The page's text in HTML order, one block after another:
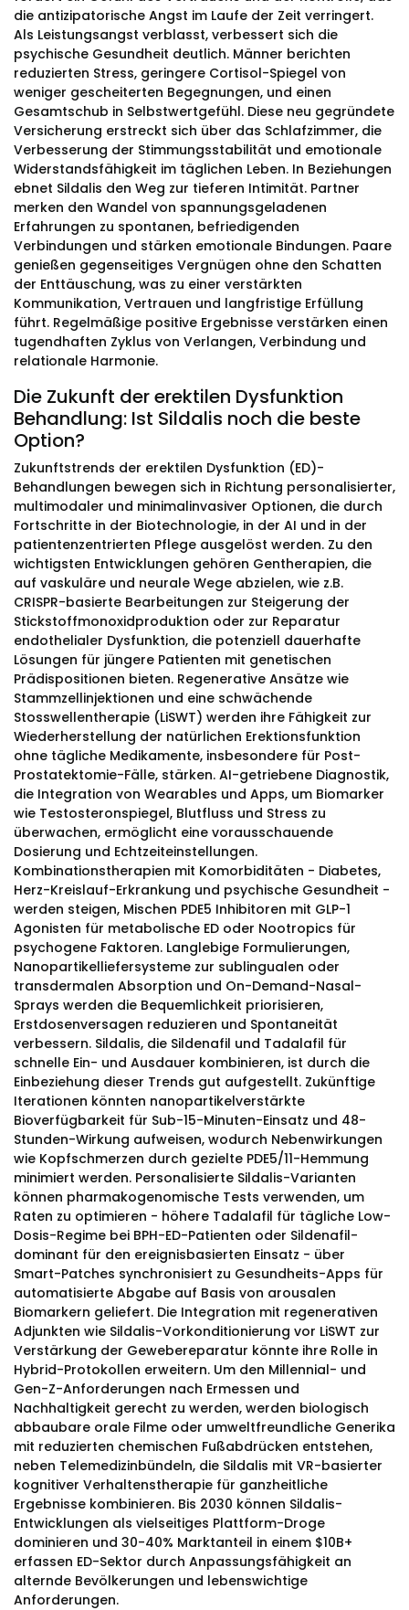
die antizipatorische Angst im Laufe der Zeit verringert.
Als Leistungsangst verblasst, verbessert sich die
psychische Gesundheit deutlich. Männer berichten
reduzierten Stress, geringere Cortisol-Spiegel von
weniger gescheiterten Begegnungen, und einen
Gesamtschub in Selbstwertgefühl. Diese neu gegründete
Versicherung erstreckt sich über das Schlafzimmer, die
Verbesserung der Stimmungsstabilität und emotionale
Widerstandsfähigkeit im täglichen Leben. In Beziehungen
ebnet Sildalis den Weg zur tieferen Intimität. Partner
merken den Wandel von spannungsgeladenen
Erfahrungen zu spontanen, befriedigenden
Verbindungen und stärken emotionale Bindungen. Paare
genießen gegenseitiges Vergnügen ohne den Schatten
der Enttäuschung, was zu einer verstärkten
Kommunikation, Vertrauen und langfristige Erfüllung
führt. Regelmäßige positive Ergebnisse verstärken einen
tugendhaften Zyklus von Verlangen, Verbindung und
relationale Harmonie.
Die Zukunft der erektilen Dysfunktion
Behandlung: Ist Sildalis noch die beste
Option?
Zukunftstrends der erektilen Dysfunktion (ED)-
Behandlungen bewegen sich in Richtung personalisierter,
multimodaler und minimalinvasiver Optionen, die durch
Fortschritte in der Biotechnologie, in der AI und in der
patientenzentrierten Pflege ausgelöst werden. Zu den
wichtigsten Entwicklungen gehören Gentherapien, die
auf vaskuläre und neurale Wege abzielen, wie z.B.
CRISPR-basierte Bearbeitungen zur Steigerung der
Stickstoffmonoxidproduktion oder zur Reparatur
endothelialer Dysfunktion, die potenziell dauerhafte
Lösungen für jüngere Patienten mit genetischen
Prädispositionen bieten. Regenerative Ansätze wie
Stammzellinjektionen und eine schwächende
Stosswellentherapie (LiSWT) werden ihre Fähigkeit zur
Wiederherstellung der natürlichen Erektionsfunktion
ohne tägliche Medikamente, insbesondere für Post-
Prostatektomie-Fälle, stärken. AI-getriebene Diagnostik,
die Integration von Wearables und Apps, um Biomarker
wie Testosteronspiegel, Blutfluss und Stress zu
überwachen, ermöglicht eine vorausschauende
Dosierung und Echtzeiteinstellungen.
Kombinationstherapien mit Komorbiditäten - Diabetes,
Herz-Kreislauf-Erkrankung und psychische Gesundheit -
werden steigen, Mischen PDE5 Inhibitoren mit GLP-1
Agonisten für metabolische ED oder Nootropics für
psychogene Faktoren. Langlebige Formulierungen,
Nanopartikelliefersysteme zur sublingualen oder
transdermalen Absorption und On-Demand-Nasal-
Sprays werden die Bequemlichkeit priorisieren,
Erstdosenversagen reduzieren und Spontaneität
verbessern. Sildalis, die Sildenafil und Tadalafil für
schnelle Ein- und Ausdauer kombinieren, ist durch die
Einbeziehung dieser Trends gut aufgestellt. Zukünftige
Iterationen könnten nanopartikelverstärkte
Bioverfügbarkeit für Sub-15-Minuten-Einsatz und 48-
Stunden-Wirkung aufweisen, wodurch Nebenwirkungen
wie Kopfschmerzen durch gezielte PDE5/11-Hemmung
minimiert werden. Personalisierte Sildalis-Varianten
können pharmakogenomische Tests verwenden, um
Raten zu optimieren - höhere Tadalafil für tägliche Low-
Dosis-Regime bei BPH-ED-Patienten oder Sildenafil-
dominant für den ereignisbasierten Einsatz - über
Smart-Patches synchronisiert zu Gesundheits-Apps für
automatisierte Abgabe auf Basis von arousalen
Biomarkern geliefert. Die Integration mit regenerativen
Adjunkten wie Sildalis-Vorkonditionierung vor LiSWT zur
Verstärkung der Gewebereparatur könnte ihre Rolle in
Hybrid-Protokollen erweitern. Um den Millennial- und
Gen-Z-Anforderungen nach Ermessen und
Nachhaltigkeit gerecht zu werden, werden biologisch
abbaubare orale Filme oder umweltfreundliche Generika
mit reduzierten chemischen Fußabdrücken entstehen,
neben Telemedizinbündeln, die Sildalis mit VR-basierter
kognitiver Verhaltenstherapie für ganzheitliche
Ergebnisse kombinieren. Bis 2030 können Sildalis-
Entwicklungen als vielseitiges Plattform-Droge
dominieren und 30-40% Marktanteil in einem $10B+
erfassen ED-Sektor durch Anpassungsfähigkeit an
alternde Bevölkerungen und lebenswichtige
Anforderungen.